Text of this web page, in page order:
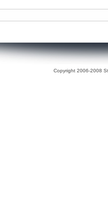
Copyright 2006-2008